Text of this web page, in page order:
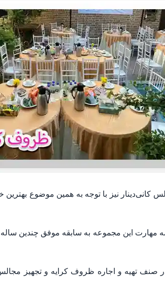
نیز با توجه به همین موضوع بهترین
مهارت این مجموعه به سابقه موفق چندین
یکی از پیشکسوتان در صنف تهیه و اجاره ظروف کرایه و تجهیز